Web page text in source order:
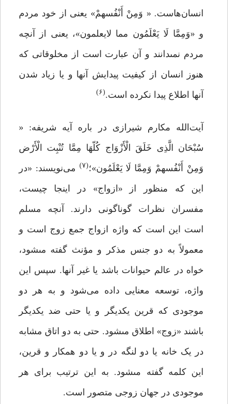
انسان‌هاست. « وَمِنْ أَنْفُسهمْ» یعنى از خود مردم
و «وَمِمَّا لَا یَعْلَمُون مما لایعلمون»، یعنى از آنچه
مردم نمى‏دانند و آن عبارت است از مخلوقاتى که
هنوز انسان از کیفیت پیدایش آنها و یا زیاد شدن
آنها اطلاع پیدا نکرده است.(۶)
آیت‌الله مکارم شیرازی در باره آیه شریفه: «
سُبْحَان الَّذِی خَلَقَ الْأَزْوَاج کُلّهَا مِمَّا تُنْبِت الْأَرْض
وَمِنْ أَنْفُسهمْ وَمِمَّا لَا یَعْلَمُون»؛ (۷)
می‌نویسند: «در
این که منظور از «ازواج» در اینجا چیست،
مفسران نظرات گوناگونی دارند. آنچه مسلم
است این است که واژه ازواج جمع زوج است و
معمولاً به دو جنس مذکر و مؤنث گفته مى‏شود،
خواه در عالم حیوانات باشد یا غیر آنها. سپس این
واژه، توسعه معنایی داده می‌شود و به هر دو
موجودى که قرین یکدیگر و یا حتى ضد یکدیگر
باشند «زوج» اطلاق مى‏شود. حتى به دو اتاق مشابه
در یک خانه یا دو لنگه در و یا دو همکار و قرین،
این کلمه گفته مى‏شود. به این ترتیب براى هر
موجودى در جهان زوجى متصور است.